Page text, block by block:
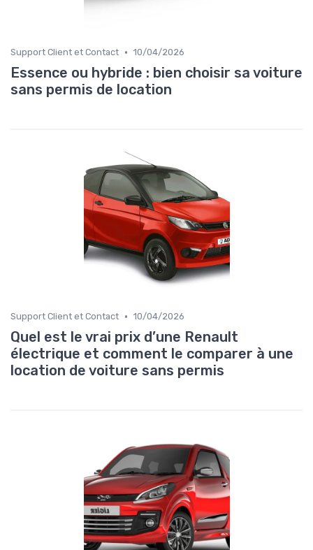
Support Client et Contact • 10/04/2026
Essence ou hybride : bien choisir sa voiture
sans permis de location
Support Client et Contact • 10/04/2026
Quel est le vrai prix d’une Renault
électrique et comment le comparer à une
location de voiture sans permis